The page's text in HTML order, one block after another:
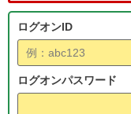
ログオンID
ログオンパスワード